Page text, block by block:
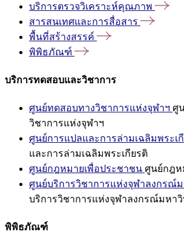
บริการตรวจวิเคราะห์คุณภาพ
สารสนเทศและการสื่อสาร
พื้นที่สร้างสรรค์
พิพิธภัณฑ์
บริการทดสอบและวิชาการ
ศูนย์ทดสอบทางวิชาการแห่งจุฬาฯ ศู
วิชาการแห่งจุฬาฯ
ศูนย์การแปลและการล่ามเฉลิมพระเ
และการล่ามเฉลิมพระเกียรติ
ศูนย์กฎหมายเพื่อประชาชน ศูนย์กฎห
ศูนย์บริการวิชาการแห่งจุฬาลงกรณ์
บริการวิชาการแห่งจุฬาลงกรณ์มหา
พิพิธภัณฑ์